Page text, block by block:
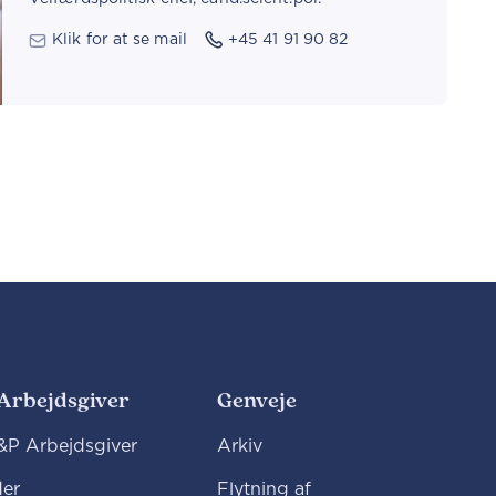
Klik for at se mail +45 41 91 90 82
Arbejdsgiver
Genveje
Arkiv
Flytning af